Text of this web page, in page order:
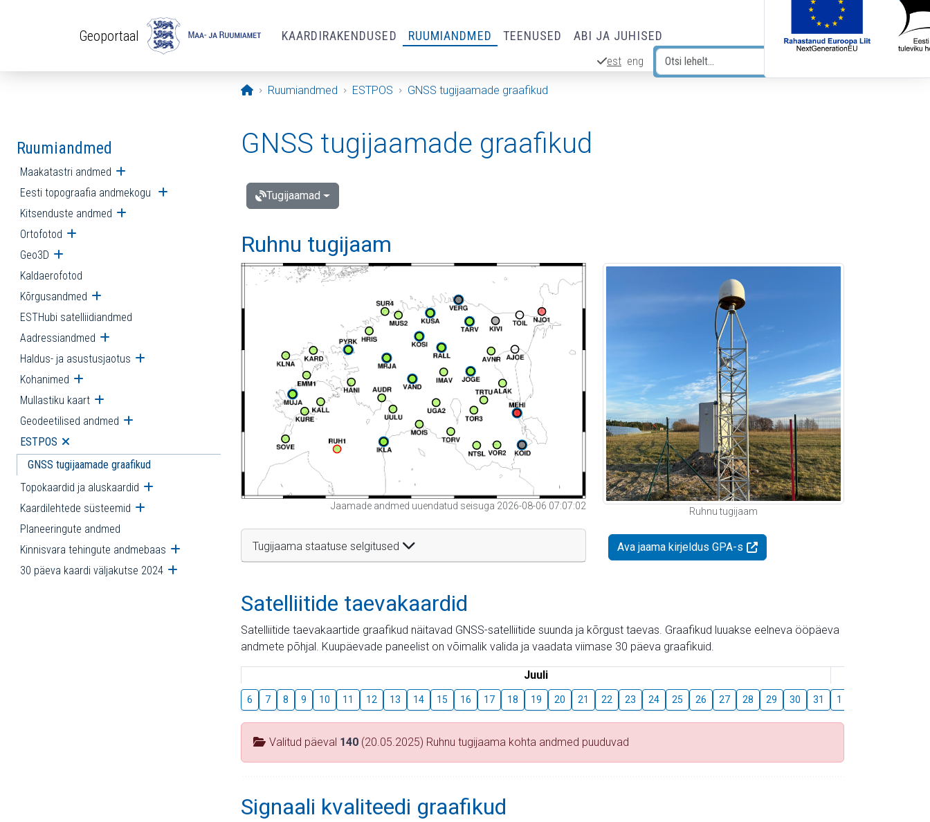
Geoportaal KAARDIRAKENDUSED RUUMIANDMED TEENUSED ABI JA JUHISED
est eng
Avaleht
Ruumiandmed ESTPOS GNSS tugijaamade graafikud
Ruumiandmed
Maakatastri andmed Ava alammenüü
Eesti topograafia andmekogu Ava alammenüü
Kitsenduste andmed Ava alammenüü
Ortofotod Ava alammenüü
Geo3D Ava alammenüü
Kaldaerofotod
Kõrgusandmed Ava alammenüü
ESTHubi satelliidiandmed
Aadressiandmed Ava alammenüü
Haldus- ja asustusjaotus Ava alammenüü
Kohanimed Ava alammenüü
Mullastiku kaart Ava alammenüü
Geodeetilised andmed Ava alammenüü
ESTPOS Ava alammenüü
GNSS tugijaamade graafikud
Topokaardid ja aluskaardid Ava alammenüü
Kaardilehtede süsteemid Ava alammenüü
Planeeringute andmed
Kinnisvara tehingute andmebaas Ava alammenüü
30 päeva kaardi väljakutse 2024 Ava alammenüü
GNSS tugijaamade graafikud
Tugijaamad
Ruhnu tugijaam
Jaamade andmed uuendatud seisuga 2026-08-06 07:07:02
Tugijaama staatuse selgitused
Ruhnu tugijaam
Ava jaama kirjeldus GPA-s
Satelliitide taevakaardid
Satelliitide taevakaartide graafikud näitavad GNSS-satelliitide suunda ja kõrgust taevas. Graafikud luuakse eelneva ööpäeva
andmete põhjal. Kuupäevade paneelist on võimalik valida ja vaadata viimase 30 päeva graafikuid.
Juuli
6 7 8 9 10 11 12 13 14 15 16 17 18 19 20 21 22 23 24 25 26 27 28 29 30 31 1
Valitud päeval 140 (20.05.2025) Ruhnu tugijaama kohta andmed puuduvad
Signaali kvaliteedi graafikud